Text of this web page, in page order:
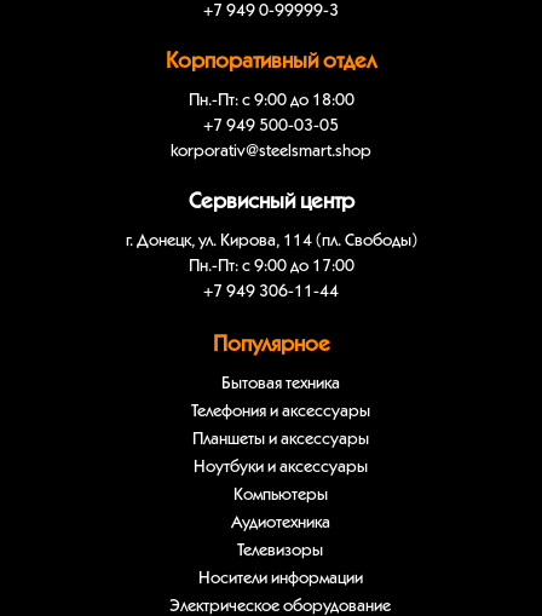
+7 949 0-99999-3
Корпоративный отдел
Пн.-Пт: с 9:00 до 18:00
+7 949 500-03-05
korporativ@steelsmart.shop
Сервисный центр
г. Донецк, ул. Кирова, 114 (пл. Свободы)
Пн.-Пт: с 9:00 до 17:00
+7 949 306-11-44
Популярное
Бытовая техника
Телефония и аксессуары
Планшеты и аксессуары
Ноутбуки и аксессуары
Компьютеры
Аудиотехника
Телевизоры
Носители информации
Электрическое оборудование